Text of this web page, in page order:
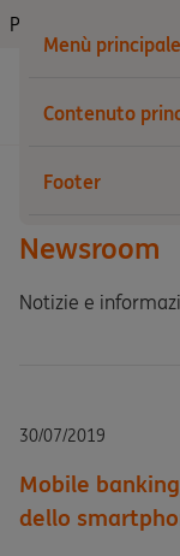
Menù principale
Contenuto
Footer
Privati
Newsroom
Notizie e
30/07/2019
Mobile
dello